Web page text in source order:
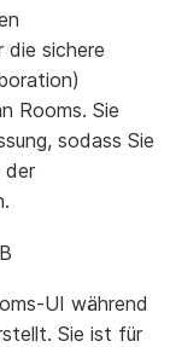
die sichere
Rooms. Sie
sodass Sie
der
UI während
Sie ist für